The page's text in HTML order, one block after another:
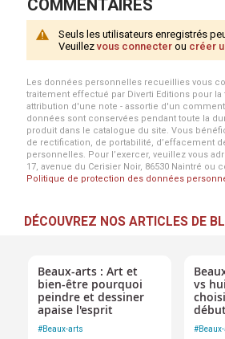
COMMENTAIRES
Seuls les utilisateurs enregistrés
Veuillezvous connecter ou créer
Les données personnelles recueillies vous
traitement effectué par Diverti Editions pour la
attribution d'une note - assortie d'un
données sont conservées pendant toute la
produit dans le catalogue du site. Vous
de rectification, de portabilité, d’effacement
personnelles. Pour l’exercer, veuillez vous
17, avenue du Cerisier Noir, 86530 Naintré ou
Politique de protection des données
DÉCOUVREZ NOS ARTICLES DE
Beaux-arts : Art et
bien-être pourquoi
peindre et dessiner
apaise l'esprit
#Beaux-arts
vs
#